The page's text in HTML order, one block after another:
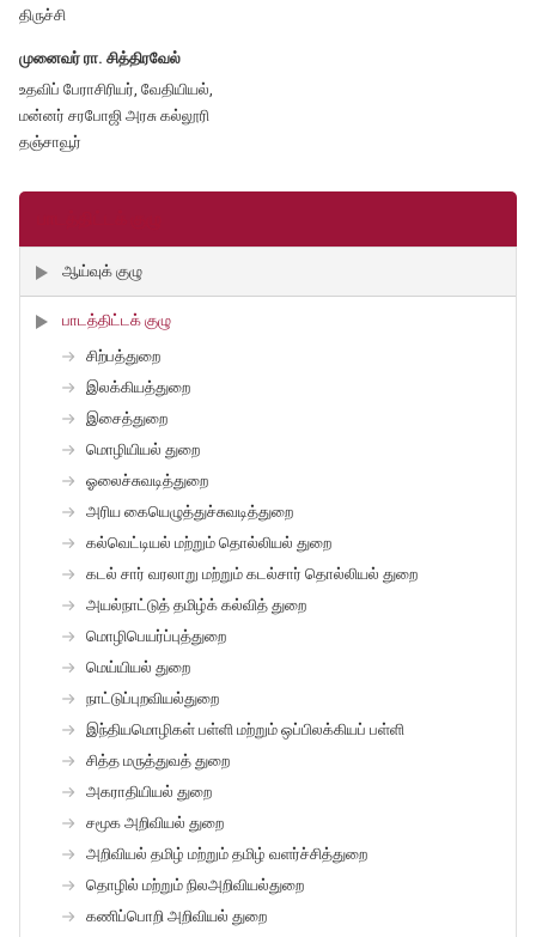
திருச்சி
முனைவர் ரா. சித்திரவேல்
உதவிப் பேராசிரியர், வேதியியல்,
மன்னர் சரபோஜி அரசு கல்லூரி
தஞ்சாவூர்
ஆய்வுக் குழு
பாடத்திட்டக் குழு
சிற்பத்துறை
இலக்கியத்துறை
இசைத்துறை
மொழியியல் துறை
ஓலைச்சுவடித்துறை
அரிய கையெழுத்துச்சுவடித்துறை
கல்வெட்டியல் மற்றும் தொல்லியல் துறை
கடல் சார் வரலாறு மற்றும் கடல்சார் தொல்லியல் துறை
அயல்நாட்டுத் தமிழ்க் கல்வித் துறை
மொழிபெயர்ப்புத்துறை
மெய்யியல் துறை
நாட்டுப்புறவியல்துறை
இந்தியமொழிகள் பள்ளி மற்றும் ஒப்பிலக்கியப் பள்ளி
சித்த மருத்துவத் துறை
அகராதியியல் துறை
சமூக அறிவியல் துறை
அறிவியல் தமிழ் மற்றும் தமிழ் வளர்ச்சித்துறை
தொழில் மற்றும் நிலஅறிவியல்துறை
கணிப்பொறி அறிவியல் துறை